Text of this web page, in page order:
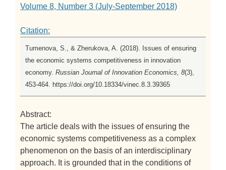
Volume 8, Number 3 (July-September 2018)
Citation:
Tumenova, S., & Zherukova, A. (2018). Issues of ensuring
the economic systems competitiveness in innovation
economy. Russian Journal of Innovation Economics, 8(3),
453-464. https://doi.org/10.18334/vinec.8.3.39365
Abstract:
The article deals with the issues of ensuring the
economic systems competitiveness as a complex
phenomenon on the basis of an interdisciplinary
approach. It is grounded that in the conditions of